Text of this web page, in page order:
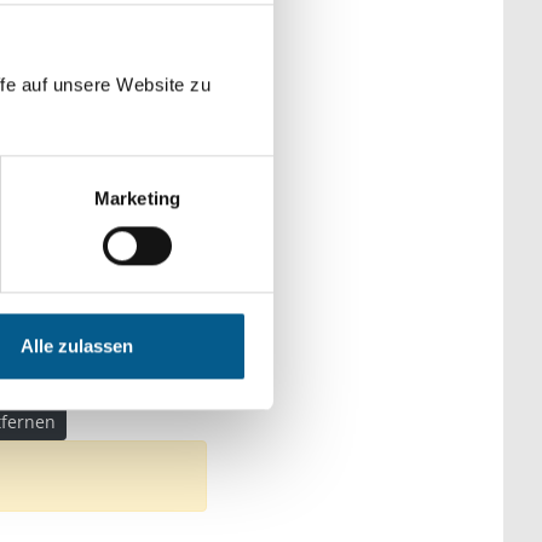
auf unsere Website zu
Marketing
Alle zulassen
Kategorien
Erziehung
Sport